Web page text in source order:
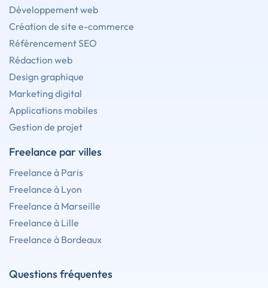
Développement web
Création de site e-commerce
Référencement SEO
Rédaction web
Design graphique
Marketing digital
Applications mobiles
Gestion de projet
Freelance par villes
Freelance à Paris
Freelance à Lyon
Freelance à Marseille
Freelance à Lille
Freelance à Bordeaux
Questions fréquentes